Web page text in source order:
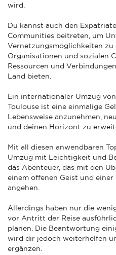
wird.
Du kannst auch den
Communities beitreten, um
Vernetzungsmöglichkeiten zu
Organisationen und sozialen
Ressourcen und
Land bieten.
Ein internationaler Umzug
Toulouse ist eine einmalige
Lebensweise anzunehmen,
und deinen Horizont zu
Mit all diesen anwendbaren
Umzug mit Leichtigkeit und
das Abenteuer, das mit den
einem offenen Geist und
angehen.
Allerdings haben nur die
vor Antritt der Reise
planen. Die Beantwortung
wird dir jedoch weiterhelfen
ergänzen.